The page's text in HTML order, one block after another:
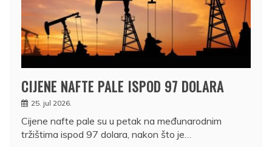
CIJENE NAFTE PALE ISPOD 97 DOLARA
25. jul 2026.
Cijene nafte pale su u petak na međunarodnim
tržištima ispod 97 dolara, nakon što je…